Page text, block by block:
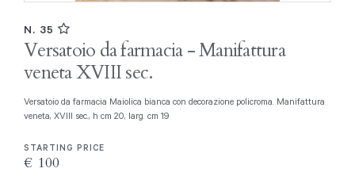
N. 35
Versatoio da farmacia - Manifattura
veneta XVIII sec.
Versatoio da farmacia Maiolica bianca con decorazione policroma. Manifattura
veneta, XVIII sec., h cm 20, larg. cm 19
STARTING PRICE
€ 100